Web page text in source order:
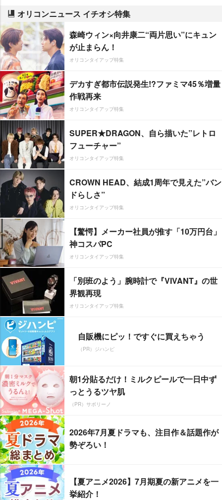
オリコンニュース イチオシ特集
森崎ウィン×向井康二“両片思い”にキュン
が止まらん！
オリコンタイアップ特集
デカすぎ都市伝説発生!?ファミマ45％増量
作戦再来
オリコンタイアップ特集
SUPER★DRAGON、自ら描いた”レトロ
フューチャー”
オリコンタイアップ特集
CROWN HEAD、結成1周年で見えた”バン
ドらしさ”
オリコンタイアップ特集
【驚愕】メーカー社員が推す「10万円台」
神コスパPC
オリコンタイアップ特集
「別班のよう」腕時計で『VIVANT』の世
界観再現
オリコンタイアップ特集
自販機にピッ！ですぐに買えちゃう
（PR）ジハンピ
朝1分貼るだけ！ミルクピールで一日中ず
っとうるツヤ肌
（PR）サボリーノ
2026年7月夏ドラマも、注目作＆話題作が
勢ぞろい！
【夏アニメ2026】7月期夏の新アニメを一
挙紹介！